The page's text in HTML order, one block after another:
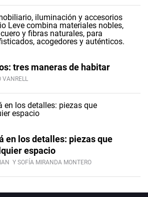
tres maneras de habitar
VANRELL
en los detalles: piezas que
espacio
Y SOFÍA MIRANDA MONTERO